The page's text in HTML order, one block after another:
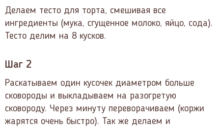
Делаем тесто для торта, смешивая все
ингредиенты (мука, сгущенное молоко, яйцо, сода).
Тесто делим на 8 кусков.
Шаг 2
Раскатываем один кусочек диаметром больше
сковороды и выкладываем на разогретую
сковороду. Через минуту переворачиваем (коржи
жарятся очень быстро). Так же делаем и